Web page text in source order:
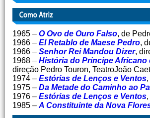
1965 – O Ovo de Ouro Falso, de
1966 – El Retablo de Maese Pedro,
1966 – Senhor Rei Mandou Dizer,
1968 – História do Príncipe Africano
direção Pedro Touron, TeatroJoão
1974 – Estórias de Lenços e Ventos
1975 – Da Metade do Caminho ao
1976 – Estórias de Lenços e Ventos
1985 – A Constituinte da Nova